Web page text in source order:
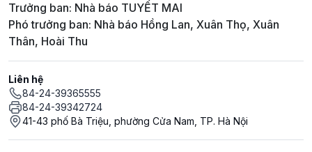
Trưởng ban: Nhà báo TUYẾT MAI
Phó trưởng ban: Nhà báo Hồng Lan, Xuân Thọ, Xuân
Thân, Hoài Thu
Liên hệ
84-24-39365555
84-24-39342724
41-43 phố Bà Triệu, phường Cửa Nam, TP. Hà Nội